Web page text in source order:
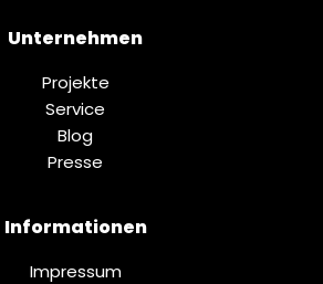
Unternehmen
Projekte
Service
Blog
Presse
Informationen
Impressum